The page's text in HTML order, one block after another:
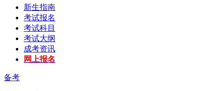
新生指南
考试报名
考试科目
考试大纲
成考资讯
网上报名
备考